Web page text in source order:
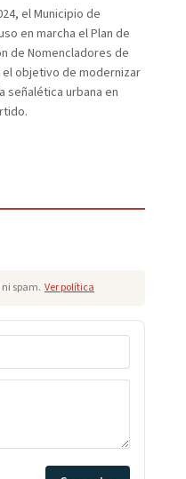
el Municipio de
en marcha el Plan de
de Nomencladores de
el objetivo de modernizar
señalética urbana en
spam. Ver política